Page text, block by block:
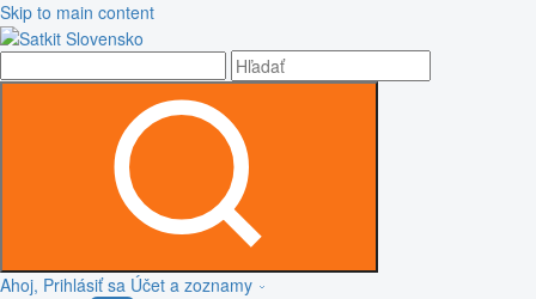
Skip to main content
Ahoj, Prihlásiť sa Účet a zoznamy